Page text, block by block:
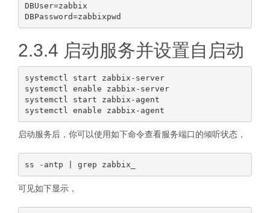
DBUser=zabbix
2.3.4 启动服务并设置自启动
systemctl start zabbix-server
systemctl enable zabbix-server
systemctl start zabbix-agent
启动服务后，你可以使用如下命令查看服务端口的倾听状态，
可见如下显示，